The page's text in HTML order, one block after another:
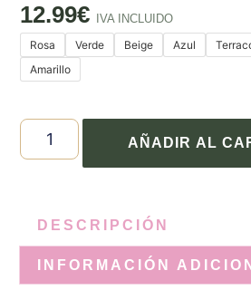
12.99€
IVA INCLUIDO
Rosa
Verde Beige Azul
Amarillo
AÑADIR AL
DESCRIPCIÓN
INFORMACIÓN